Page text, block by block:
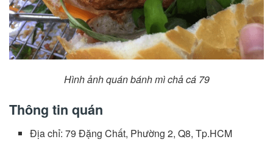
Hình ảnh quán bánh mì chả cá 79
Thông tin quán
Địa chỉ: 79 Đặng Chất, Phường 2, Q8, Tp.HCM